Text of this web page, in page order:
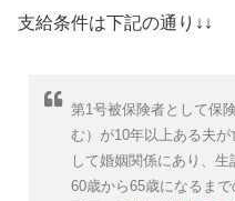
支給条件は下記の通り↓↓
第1号被保険者として保
む）が10年以上ある夫
して婚姻関係にあり、
60歳から65歳になるまで